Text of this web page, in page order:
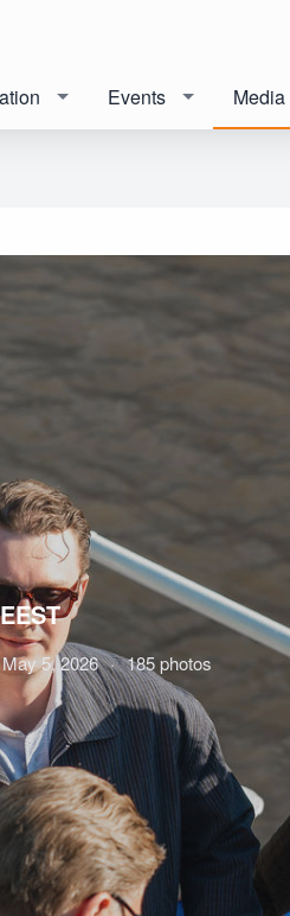
Events Media
May 5, 2026 185 photos